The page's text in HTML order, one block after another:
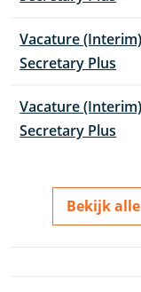
Vacature
Secretary Plus
Vacature
Secretary Plus
Bekijk